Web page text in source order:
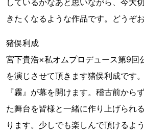
きたくなるような作品です。どうぞお
猪俣利成
宮下貴浩×私オムプロデュース第9回
を演じさせて頂きます猪俣利成です
『霧』が幕を開けます。稽古前から
た舞台を皆様と一緒に作り上げられ
ります。少しでも楽しんで頂けるよ